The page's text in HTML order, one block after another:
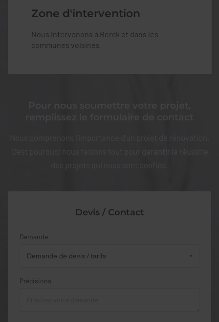
Zone d'intervention
Nous intervenons à Berck et dans les
communes voisines.
Devis / Contact
Demande
Précisions